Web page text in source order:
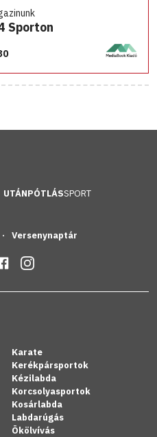
Sporton
UTÁNPÓTLÁSSPORT
Versenynaptár
Karate
Kerékpársportok
Kézilabda
Korcsolyasportok
Kosárlabda
Labdarúgás
Ökölvívás